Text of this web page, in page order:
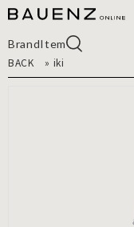
BrandItem
BACK
» iki